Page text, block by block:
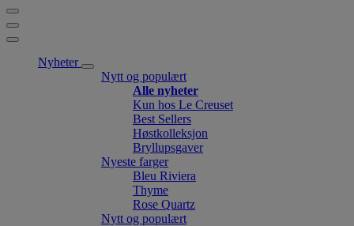
Nyheter
Nytt og populært
Alle nyheter
Kun hos Le Creuset
Best Sellers
Høstkolleksjon
Bryllupsgaver
Nyeste farger
Bleu Riviera
Thyme
Rose Quartz
Nytt og populært